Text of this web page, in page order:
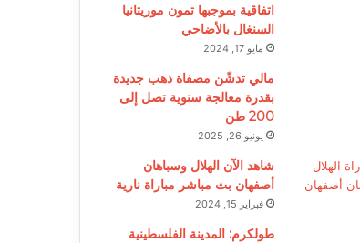
اتفاقية بموجبها تمون موريتانيا
السنغال بالأضاحي
مايو 17, 2024
مالي تدشّن مصفاة ذهب جديدة
بقدرة معالجة سنوية تصل إلى
200 طن
يونيو 26, 2025
شاهد الآن الهلال وسباهان
أصفهان بث مباشر مباراة نارية
فبراير 15, 2024
طولكرم: المدينة الفلسطينية